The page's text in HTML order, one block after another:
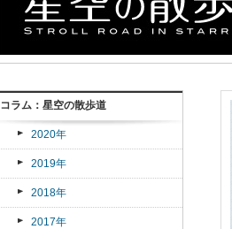
コラム：星空の散歩道
2020年
2019年
2018年
2017年